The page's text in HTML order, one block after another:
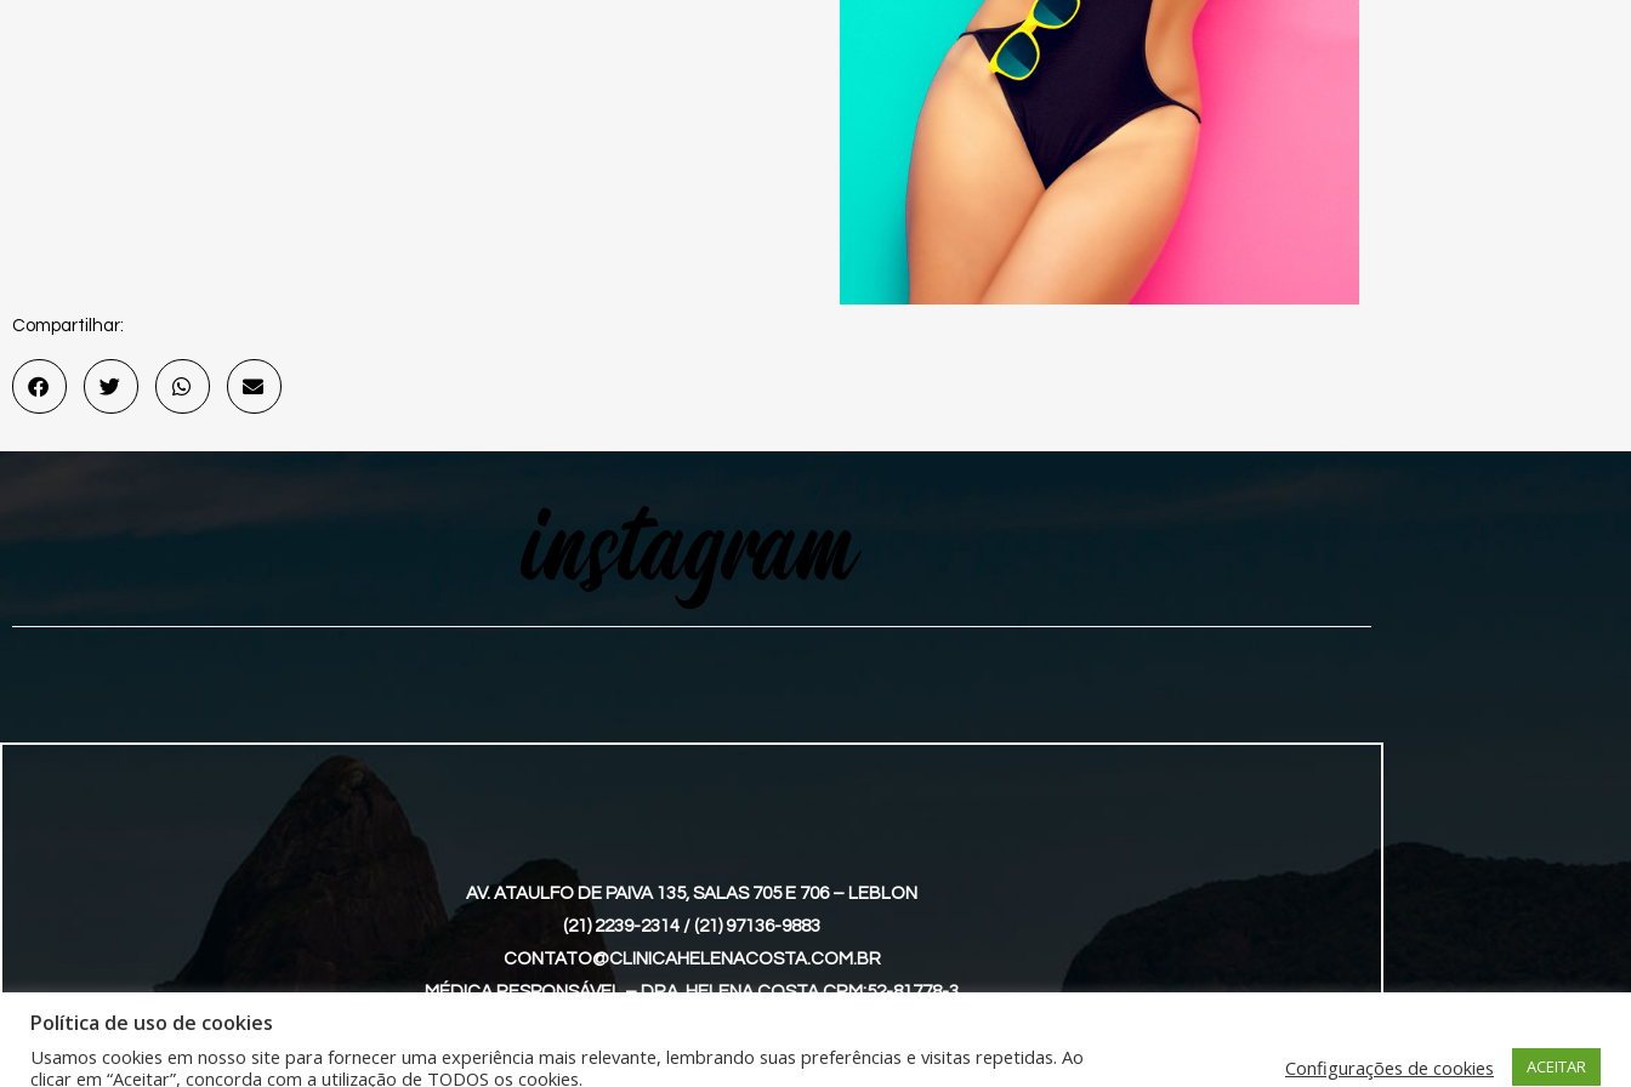
Compartilhar:
instagram
AV. ATAULFO DE PAIVA 135, SALAS 705 E 706 – LEBLON
(21) 2239-2314 / (21) 97136-9883
CONTATO@CLINICAHELENACOSTA.COM.BR
MÉDICA RESPONSÁVEL – DRA. HELENA COSTA CRM:52-81778-3
Política de uso de cookies
Usamos cookies em nosso site para fornecer uma experiência mais relevante, lembrando suas preferências e visitas repetidas. Ao
clicar em “Aceitar”, concorda com a utilização de TODOS os cookies.
Configurações de cookies ACEITAR